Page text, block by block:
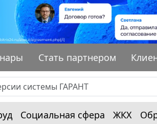
Стать партнером
Социальная сфера ЖКХ